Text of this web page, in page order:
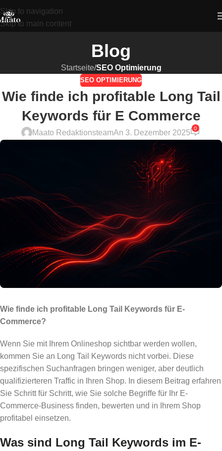
Skip to navigation
Skip to main content
Blog
Startseite/SEO Optimierung
SEO OPTIMIERUNG
Wie finde ich profitable Long Tail
Keywords für E Commerce
Maato RedaktionsteamAn 3. Dezember 2025
0
Wie finde ich profitable Long Tail Keywords für E-
Commerce?
Wenn Sie mit Ihrem Onlineshop sichtbar werden wollen,
kommen Sie an Long Tail Keywords nicht vorbei. Diese
spezifischen Suchanfragen bringen weniger, aber deutlich
qualifizierteren Traffic in Ihren Shop. In diesem Beitrag erfahren
Sie Schritt für Schritt, wie Sie solche Begriffe für Ihr E-
Commerce-Business finden, bewerten und in Ihrem Shop
profitabel einsetzen.
Was sind Long Tail Keywords im E-